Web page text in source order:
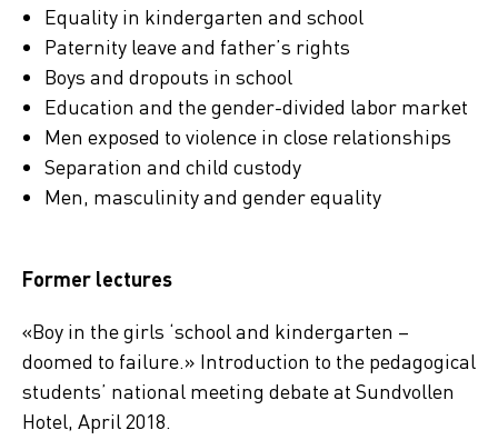
Equality in kindergarten and school
Paternity leave and father’s rights
Boys and dropouts in school
Education and the gender-divided labor market
Men exposed to violence in close relationships
Separation and child custody
Men, masculinity and gender equality
Former lectures
«Boy in the girls ‘school and kindergarten –
doomed to failure.» Introduction to the pedagogical
students’ national meeting debate at Sundvollen
Hotel, April 2018.